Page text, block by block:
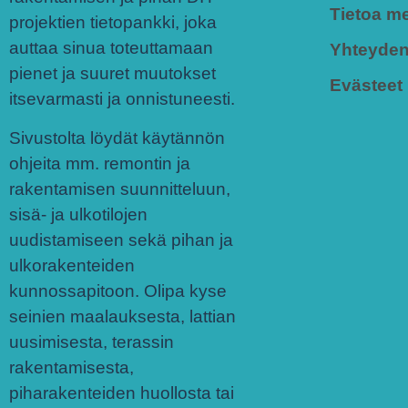
projektien tietopankki, joka
auttaa sinua toteuttamaan
pienet ja suuret muutokset
itsevarmasti ja onnistuneesti.
Sivustolta löydät käytännön
ohjeita mm. remontin ja
rakentamisen suunnitteluun,
sisä- ja ulkotilojen
uudistamiseen sekä pihan ja
ulkorakenteiden
kunnossapitoon. Olipa kyse
seinien maalauksesta, lattian
uusimisesta, terassin
rakentamisesta,
piharakenteiden huollosta tai
Tietoa
Evästeet